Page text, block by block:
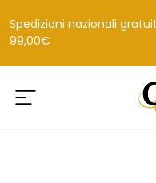
Spedizioni nazionali
99,00€